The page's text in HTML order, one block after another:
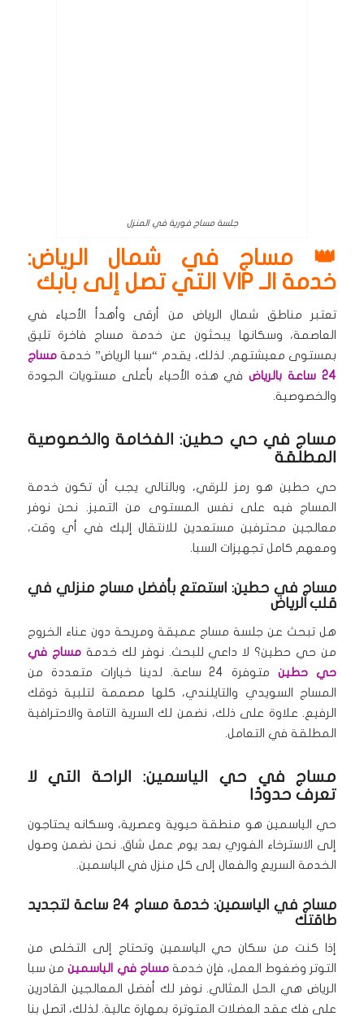
جلسة مساج فورية في المنزل
👑 مساج في شمال الرياض:
خدمة الـ VIP التي تصل إلى بابك
تعتبر مناطق شمال الرياض من أرقى وأهدأ الأحياء في
العاصمة، وسكانها يبحثون عن خدمة مساج فاخرة تليق
بمستوى معيشتهم. لذلك، يقدم “سبا الرياض” خدمةمساج
24 ساعة بالرياض
في هذه الأحياء بأعلى مستويات الجودة
والخصوصية.
مساج في حي حطين: الفخامة والخصوصية
المطلقة
حي حطين هو رمز للرقي، وبالتالي يجب أن تكون خدمة
المساج فيه على نفس المستوى من التميز. نحن نوفر
معالجين محترفين مستعدين للانتقال إليك في أي وقت،
ومعهم كامل تجهيزات السبا.
مساج في حطين: استمتع بأفضل مساج منزلي في
قلب الرياض
هل تبحث عن جلسة مساج عميقة ومريحة دون عناء الخروج
من حي حطين؟ لا داعي للبحث. نوفر لك خدمةمساج في
حي حطين
متوفرة 24 ساعة. لدينا خيارات متعددة من
المساج السويدي والتايلندي، كلها مصممة لتلبية ذوقك
الرفيع. علاوة على ذلك، نضمن لك السرية التامة والاحترافية
المطلقة في التعامل.
مساج في حي الياسمين: الراحة التي لا
تعرف حدودًا
حي الياسمين هو منطقة حيوية وعصرية، وسكانه يحتاجون
إلى الاسترخاء الفوري بعد يوم عمل شاق. نحن نضمن وصول
الخدمة السريع والفعال إلى كل منزل في الياسمين.
مساج في الياسمين: خدمة مساج 24 ساعة لتجديد
طاقتك
إذا كنت من سكان حي الياسمين وتحتاج إلى التخلص من
التوتر وضغوط العمل، فإن خدمةمساج في الياسمينمن سبا
الرياض هي الحل المثالي. نوفر لك أفضل المعالجين القادرين
على فك عقد العضلات المتوترة بمهارة عالية. لذلك، اتصل بنا